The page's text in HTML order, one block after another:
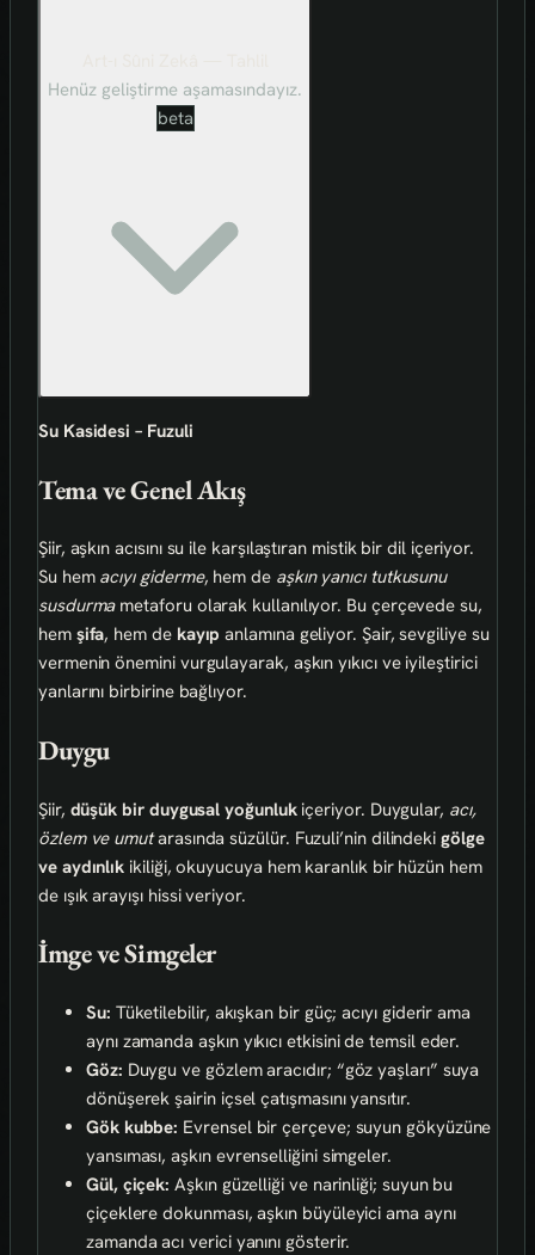
Henüz geliştirme aşamasındayız.
beta
Su Kasidesi – Fuzuli
Tema ve Genel Akış
Şiir, aşkın acısını su ile karşılaştıran mistik bir dil içeriyor.
Su hem acıyı giderme, hem de aşkın yanıcı tutkusunu
susdurmametaforu olarak kullanılıyor. Bu çerçevede su,
hem şifa, hem de kayıp anlamına geliyor. Şair, sevgiliye su
vermenin önemini vurgulayarak, aşkın yıkıcı ve iyileştirici
yanlarını birbirine bağlıyor.
Duygu
Şiir, düşük bir duygusal yoğunlukiçeriyor. Duygular, acı,
özlem ve umutarasında süzülür. Fuzuli’nin dilindekigölge
ve aydınlık ikiliği, okuyucuya hem karanlık bir hüzün hem
de ışık arayışı hissi veriyor.
İmge ve Simgeler
Su: Tüketilebilir, akışkan bir güç; acıyı giderir ama
aynı zamanda aşkın yıkıcı etkisini de temsil eder.
Göz: Duygu ve gözlem aracıdır; “göz yaşları” suya
dönüşerek şairin içsel çatışmasını yansıtır.
Gök kubbe: Evrensel bir çerçeve; suyun gökyüzüne
yansıması, aşkın evrenselliğini simgeler.
Gül, çiçek: Aşkın güzelliği ve narinliği; suyun bu
çiçeklere dokunması, aşkın büyüleyici ama aynı
zamanda acı verici yanını gösterir.